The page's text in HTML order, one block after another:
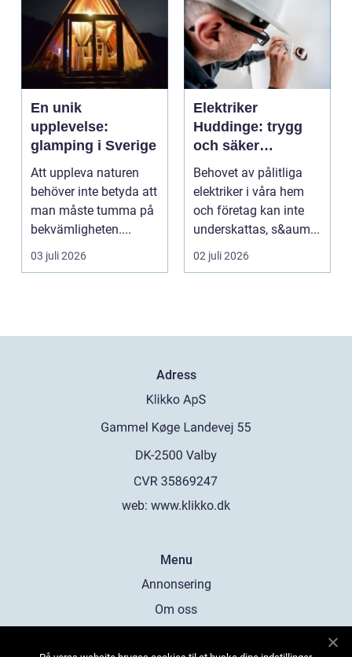
En unik
upplevelse:
glamping i Sverige
Att uppleva naturen
behöver inte betyda att
man måste tumma på
bekvämligheten....
03 juli 2026
Elektriker
Huddinge: trygg
och säker
elinstallation
Behovet av pålitliga
elektriker i våra hem
och företag kan inte
underskattas, s&aum...
02 juli 2026
Adress
web: www.klikko.dk
Menu
Annonsering
Om oss